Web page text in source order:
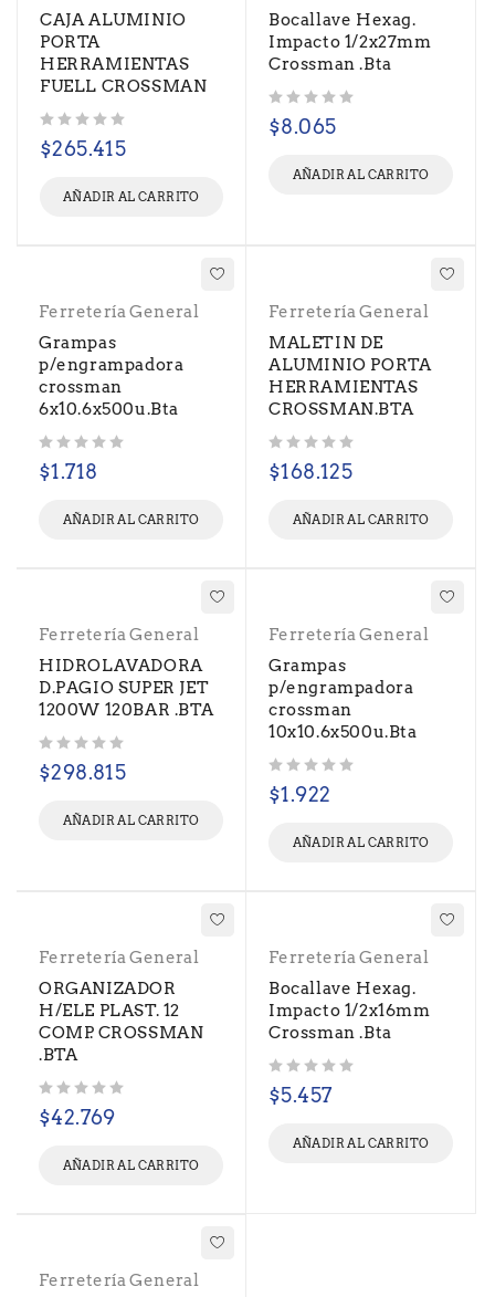
CAJA ALUMINIO
PORTA
HERRAMIENTAS
FUELL CROSSMAN
$265.415
AÑADIR AL CARRITO
Bocallave Hexag.
Impacto 1/2x27mm
Crossman .Bta
$8.065
AÑADIR AL CARRITO
Ferretería General
Grampas
p/engrampadora
crossman
6x10.6x500u.Bta
$1.718
AÑADIR AL CARRITO
Ferretería General
MALETIN DE
ALUMINIO PORTA
HERRAMIENTAS
CROSSMAN.BTA
$168.125
AÑADIR AL CARRITO
Ferretería General
HIDROLAVADORA
D.PAGIO SUPER JET
1200W 120BAR .BTA
$298.815
AÑADIR AL CARRITO
Ferretería General
Grampas
p/engrampadora
crossman
10x10.6x500u.Bta
$1.922
AÑADIR AL CARRITO
Ferretería General
ORGANIZADOR
H/ELE PLAST. 12
COMP. CROSSMAN
.BTA
$42.769
AÑADIR AL CARRITO
Ferretería General
Bocallave Hexag.
Impacto 1/2x16mm
Crossman .Bta
$5.457
AÑADIR AL CARRITO
Ferretería General